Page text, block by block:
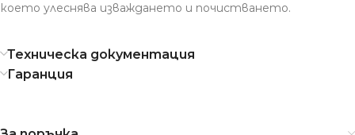
което улеснява изваждането и почистването.
Техническа документация
Гаранция